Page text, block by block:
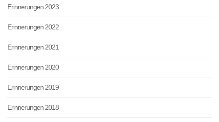
Erinnerungen 2023
Erinnerungen 2022
Erinnerungen 2021
Erinnerungen 2020
Erinnerungen 2019
Erinnerungen 2018